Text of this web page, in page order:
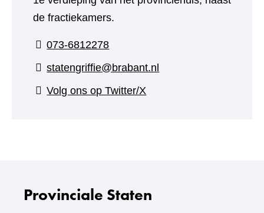
de fractiekamers.
073-6812278
statengriffie@brabant.nl
Volg ons op Twitter/X
Provinciale Staten